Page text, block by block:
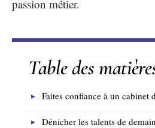
passion métier.
Table des
Faites confiance à un cabinet
Dénicher les talents de demain